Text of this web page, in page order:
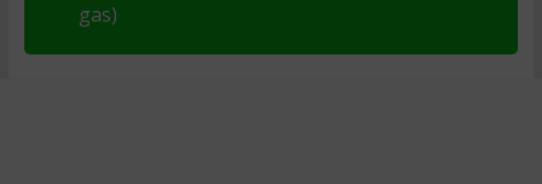
gas)